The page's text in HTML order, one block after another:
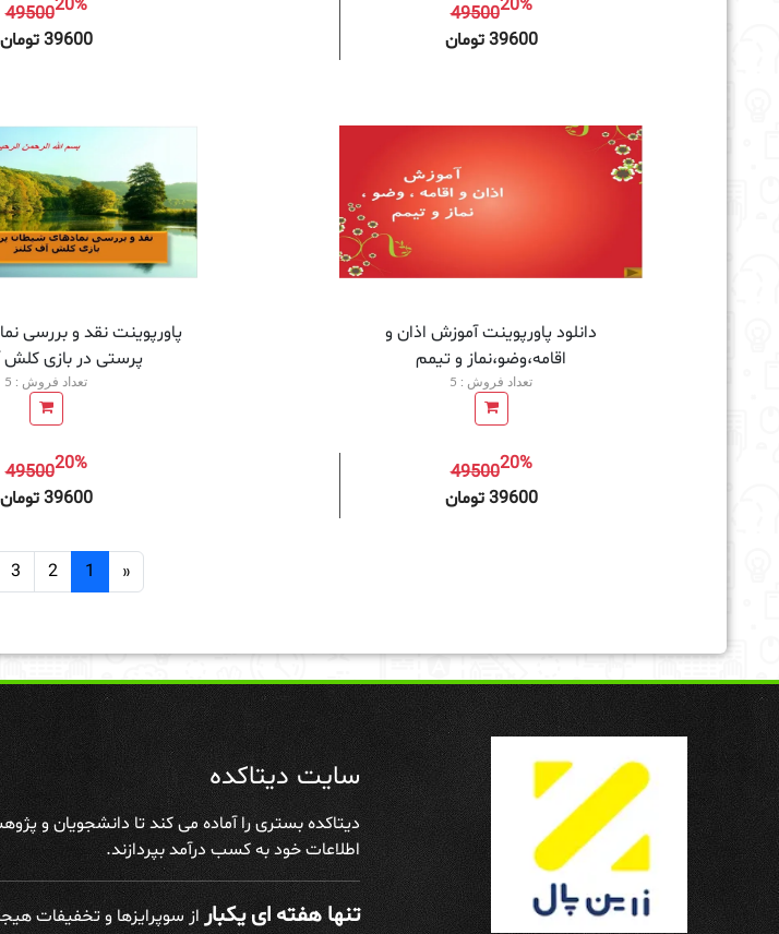
4950020%
39600 تومان
4950020%
39600 تومان
دانلود پاورپوینت آموزش اذان و
اقامه،وضو،نماز و تیمم
تعداد فروش : 5
4950020%
39600 تومان
پاورپوینت نقد و بررسی
پرستی در بازی کلش
تعداد فروش : 5
4950020%
39600 تومان
«
1
2
3
سایت دیتاکده
دیتاکده بستری را آماده می کند تا دانشجویان و
اطلاعات خود به کسب درآمد بپردازند.
تنها هفته ای یکباراز سوپرایزها و تخفیفات